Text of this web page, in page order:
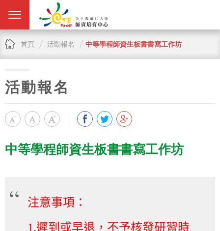
首頁 活動報名 中等學程師資生板書書寫工作坊
活動報名
中等學程師資生板書書寫工作坊
注意事項：
1.遲到或早退，不予核發研習時